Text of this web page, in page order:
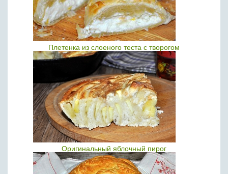
Плетенка из слоеного теста с творогом
Оригинальный яблочный пирог